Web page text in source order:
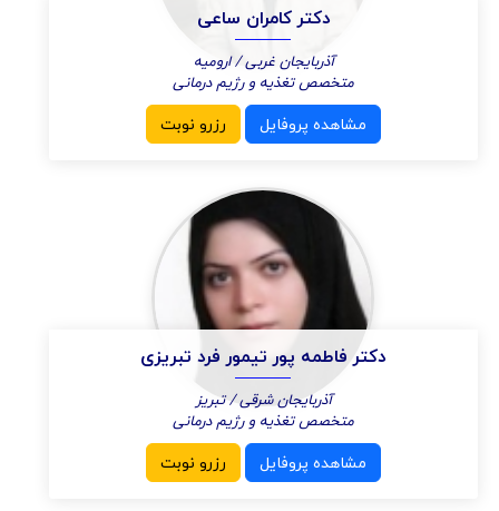
دکتر کامران ساعی
آذربایجان غربی / ارومیه
متخصص تغذیه و رژیم درمانی
مشاهده پروفایل رزرو نوبت
دکتر فاطمه پور تیمور فرد تبریزی
آذربایجان شرقی / تبریز
متخصص تغذیه و رژیم درمانی
مشاهده پروفایل رزرو نوبت